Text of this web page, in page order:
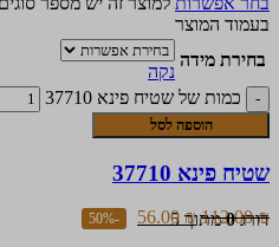
בעמוד המוצר
בחירת מידה
נקה
כמות של שטיח פינא 37710
הוספה לסל
שטיח פינא 37710
דורג0מתוך 5
112.00₪
56.00 ₪
-50%